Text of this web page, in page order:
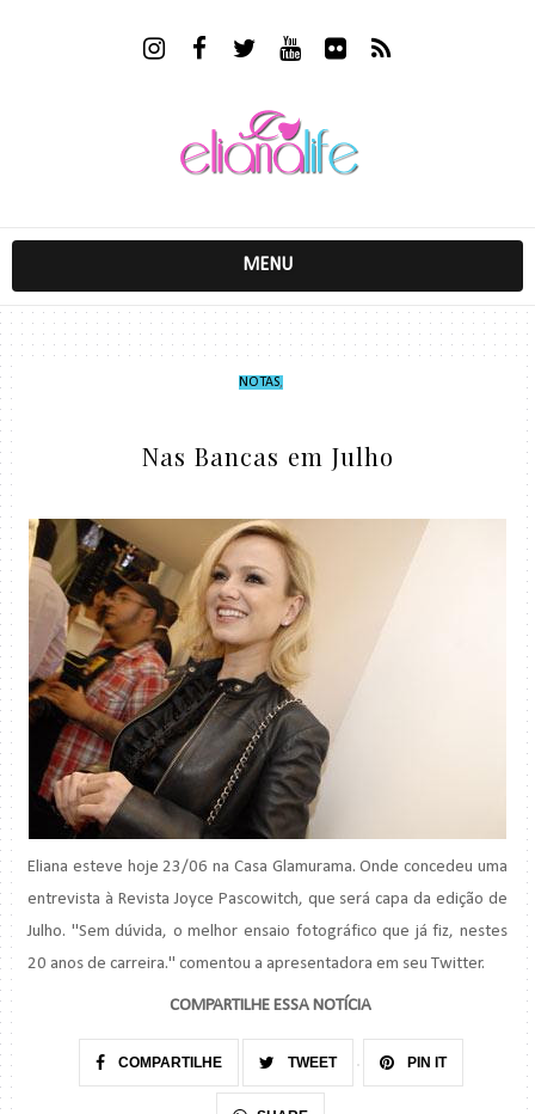
MENU
NOTAS,
Nas Bancas em Julho
Eliana esteve hoje 23/06 na Casa Glamurama. Onde concedeu uma
entrevista à Revista Joyce Pascowitch, que será capa da edição de
Julho. "Sem dúvida, o melhor ensaio fotográfico que já fiz, nestes
20 anos de carreira." comentou a apresentadora em seuTwitter.
COMPARTILHE ESSA NOTÍCIA
COMPARTILHE TWEET PIN IT